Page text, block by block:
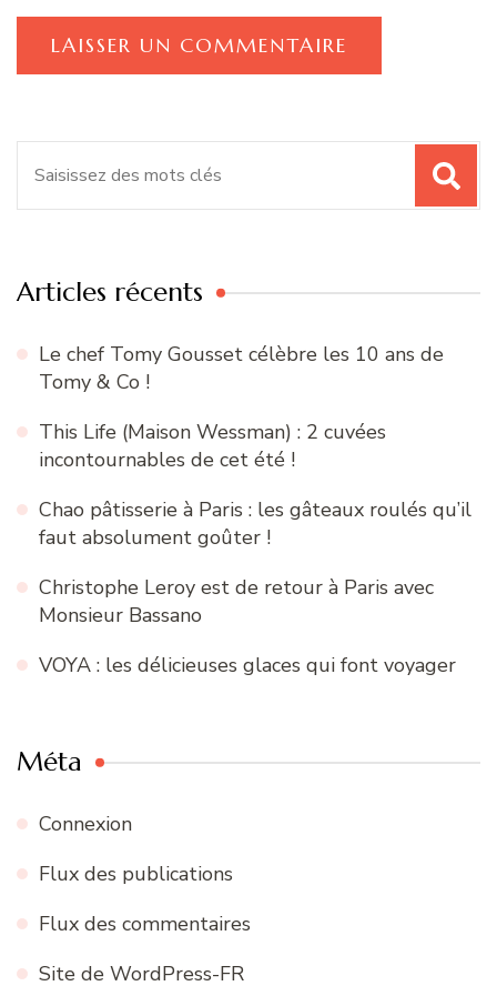
Articles récents
Le chef Tomy Gousset célèbre les 10 ans de
Tomy & Co !
This Life (Maison Wessman) : 2 cuvées
incontournables de cet été !
Chao pâtisserie à Paris : les gâteaux roulés qu’il
faut absolument goûter !
Christophe Leroy est de retour à Paris avec
Monsieur Bassano
VOYA : les délicieuses glaces qui font voyager
Méta
Connexion
Flux des publications
Flux des commentaires
Site de WordPress-FR